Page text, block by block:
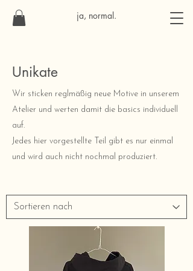
ja, normal.
Unikate
Wir sticken reglmäßig neue Motive in unserem
Atelier und werten damit die basics individuell
auf.
Jedes hier vorgestellte Teil gibt es nur einmal
und wird auch nicht nochmal produziert.